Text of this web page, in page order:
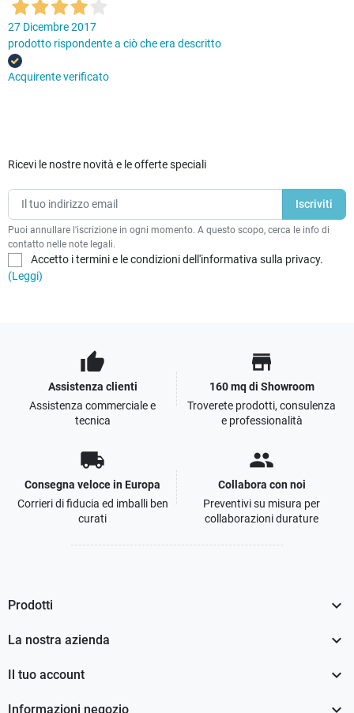
27 Dicembre 2017
prodotto rispondente a ciò che era descritto
Acquirente verificato
Ricevi le nostre novità e le offerte speciali
Puoi annullare l'iscrizione in ogni momento. A questo scopo, cerca le info di
contatto nelle note legali.
Accetto i termini e le condizioni dell'informativa sulla privacy.
(Leggi)
thumb_up
Assistenza clienti
Assistenza commerciale e
tecnica
store
160 mq di Showroom
Troverete prodotti, consulenza
e professionalità
local_shipping
Consegna veloce in Europa
Corrieri di fiducia ed imballi ben
curati
people
Collabora con noi
Preventivi su misura per
collaborazioni durature
Prodotti 
La nostra azienda 
Il tuo account 
Informazioni negozio